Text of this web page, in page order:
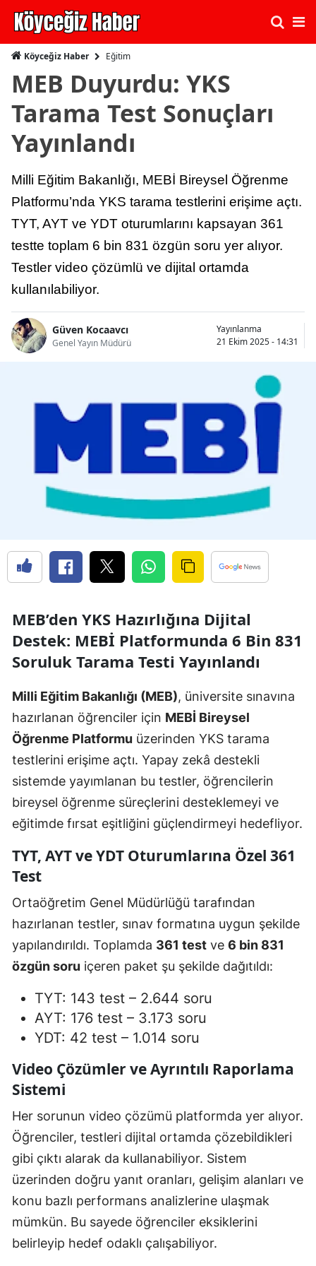
Köyceğiz Haber Eğitim
MEB Duyurdu: YKS
Tarama Test Sonuçları
Yayınlandı
Milli Eğitim Bakanlığı, MEBİ Bireysel Öğrenme
Platformu’nda YKS tarama testlerini erişime açtı.
TYT, AYT ve YDT oturumlarını kapsayan 361
testte toplam 6 bin 831 özgün soru yer alıyor.
Testler video çözümlü ve dijital ortamda
kullanılabiliyor.
Güven Kocaavcı
Genel Yayın Müdürü
Yayınlanma
21 Ekim 2025 - 14:31
MEB’den YKS Hazırlığına Dijital
Destek: MEBİ Platformunda 6 Bin 831
Soruluk Tarama Testi Yayınlandı
Milli Eğitim Bakanlığı (MEB), üniversite sınavına
hazırlanan öğrenciler için MEBİ Bireysel
Öğrenme Platformu üzerinden YKS tarama
testlerini erişime açtı. Yapay zekâ destekli
sistemde yayımlanan bu testler, öğrencilerin
bireysel öğrenme süreçlerini desteklemeyi ve
eğitimde fırsat eşitliğini güçlendirmeyi hedefliyor.
TYT, AYT ve YDT Oturumlarına Özel 361
Test
Ortaöğretim Genel Müdürlüğü tarafından
hazırlanan testler, sınav formatına uygun şekilde
yapılandırıldı. Toplamda 361 test ve 6 bin 831
özgün soru içeren paket şu şekilde dağıtıldı:
TYT: 143 test – 2.644 soru
AYT: 176 test – 3.173 soru
YDT: 42 test – 1.014 soru
Video Çözümler ve Ayrıntılı Raporlama
Sistemi
Her sorunun video çözümü platformda yer alıyor.
Öğrenciler, testleri dijital ortamda çözebildikleri
gibi çıktı alarak da kullanabiliyor. Sistem
üzerinden doğru yanıt oranları, gelişim alanları ve
konu bazlı performans analizlerine ulaşmak
mümkün. Bu sayede öğrenciler eksiklerini
belirleyip hedef odaklı çalışabiliyor.